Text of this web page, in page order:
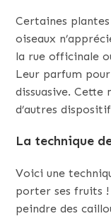
Certaines
oiseaux
la rue officinale
Leur parfum
dissuasive.
d’autres
La technique
Voici une
porter ses fruits !
peindre des